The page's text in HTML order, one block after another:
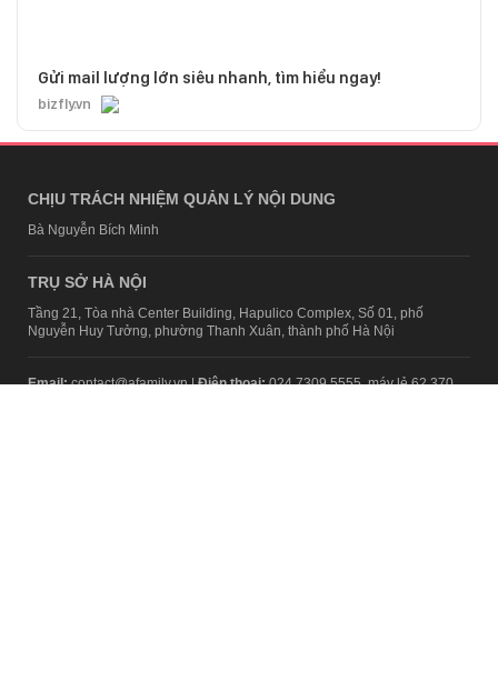
Gửi mail lượng lớn siêu nhanh, tìm hiểu ngay!
bizfly.vn
CHỊU TRÁCH NHIỆM QUẢN LÝ NỘI DUNG
Bà Nguyễn Bích Minh
TRỤ SỞ HÀ NỘI
Tầng 21, Tòa nhà Center Building, Hapulico Complex, Số 01, phố
Nguyễn Huy Tưởng, phường Thanh Xuân, thành phố Hà Nội
Email:contact@afamily.vn |Điện thoại:024 7309 5555, máy lẻ 62.370